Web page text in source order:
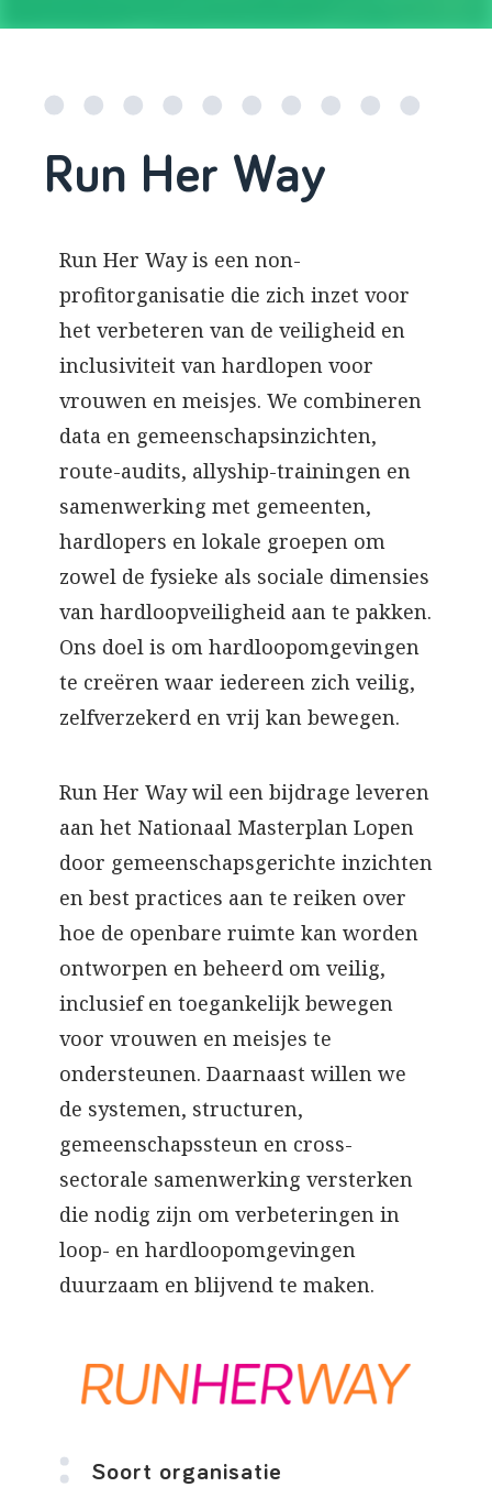
Run Her Way
Run Her Way is een non-
profitorganisatie die zich inzet voor
het verbeteren van de veiligheid en
inclusiviteit van hardlopen voor
vrouwen en meisjes. We combineren
data en gemeenschapsinzichten,
route-audits, allyship-trainingen en
samenwerking met gemeenten,
hardlopers en lokale groepen om
zowel de fysieke als sociale dimensies
van hardloopveiligheid aan te pakken.
Ons doel is om hardloopomgevingen
te creëren waar iedereen zich veilig,
zelfverzekerd en vrij kan bewegen.
Run Her Way wil een bijdrage leveren
aan het Nationaal Masterplan Lopen
door gemeenschapsgerichte inzichten
en best practices aan te reiken over
hoe de openbare ruimte kan worden
ontworpen en beheerd om veilig,
inclusief en toegankelijk bewegen
voor vrouwen en meisjes te
ondersteunen. Daarnaast willen we
de systemen, structuren,
gemeenschapssteun en cross-
sectorale samenwerking versterken
die nodig zijn om verbeteringen in
loop- en hardloopomgevingen
duurzaam en blijvend te maken.
Soort organisatie